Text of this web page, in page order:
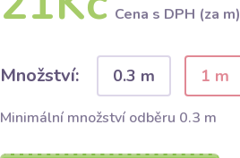
Cena s DPH (za m)
Množství: 0.3 m 1 m
Minimální množství odběru 0.3 m